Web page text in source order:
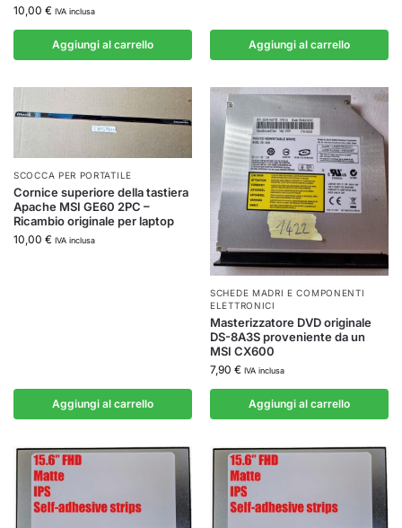
10,00 € IVA inclusa
Aggiungi al carrello Aggiungi al carrello
SCOCCA PER PORTATILE
Cornice superiore della tastiera
Apache MSI GE60 2PC –
Ricambio originale per laptop
10,00 € IVA inclusa
Aggiungi al carrello
SCHEDE MADRI E COMPONENTI
ELETTRONICI
Masterizzatore DVD originale
DS-8A3S proveniente da un
MSI CX600
7,90 € IVA inclusa
Aggiungi al carrello